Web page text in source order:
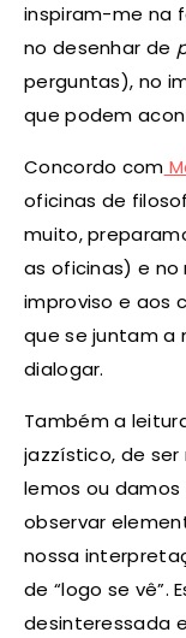
inspiram-me na
no desenhar de
perguntas), no
que podem
Concordo com
oficinas de
muito,
as oficinas) e
improviso e aos
que se juntam a
dialogar.
Também a
jazzístico, de
lemos ou damos
observar
nossa
de “logo se vê”.
desinteressada